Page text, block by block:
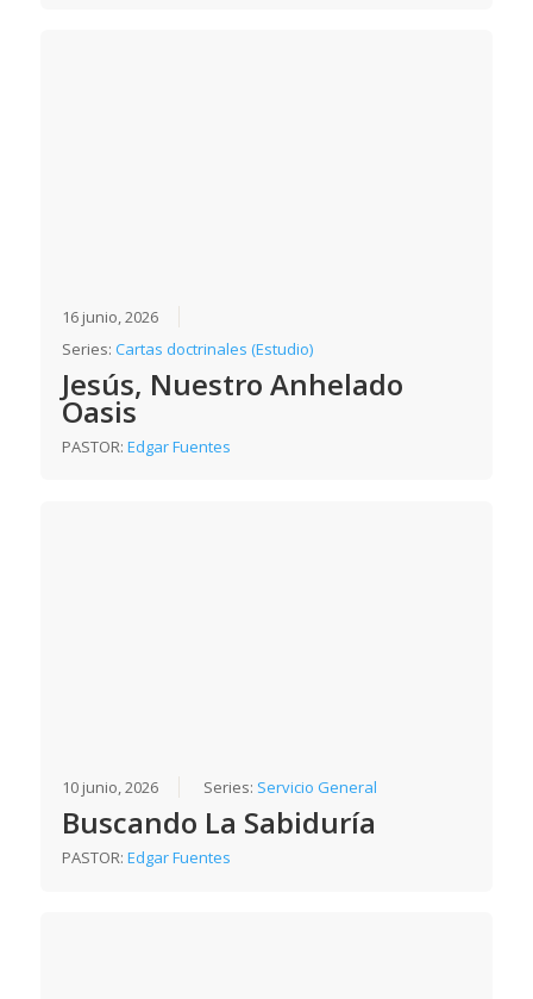
16 junio, 2026
Series: Cartas doctrinales (Estudio)
Jesús, Nuestro Anhelado
Oasis
PASTOR: Edgar Fuentes
10 junio, 2026 Series: Servicio General
Buscando La Sabiduría
PASTOR: Edgar Fuentes